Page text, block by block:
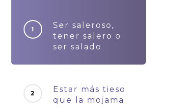
Ser saleroso,
tener salero o
ser salado
Estar más tieso
que la mojama